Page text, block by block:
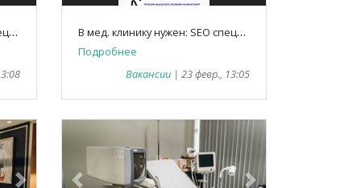
В
мед. клинику нужен SMM специалист/Google Ads специалист В
мед. клинику нужен: SEO специалист
Подробнее
Вакансии| 23 февр., 13:05